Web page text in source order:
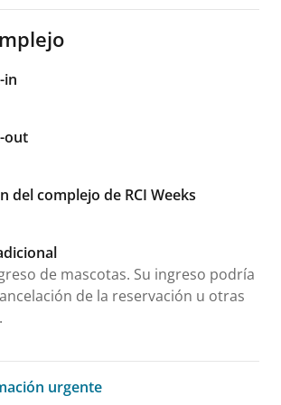
in
out
del complejo de RCI Weeks
de mascotas. Su ingreso podría
de la reservación u otras
urgente